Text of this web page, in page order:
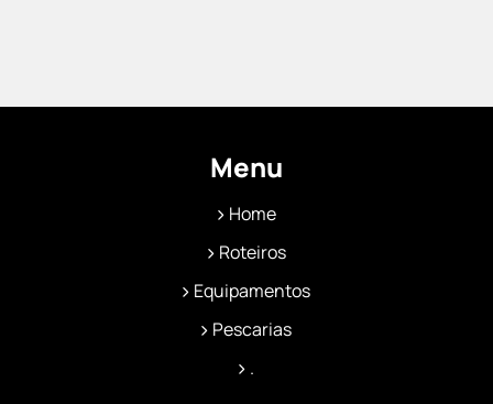
Menu
Home
Roteiros
Equipamentos
Pescarias
.